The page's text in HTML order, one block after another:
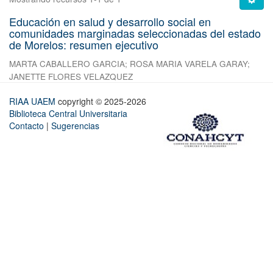
Educación en salud y desarrollo social en
comunidades marginadas seleccionadas del estado
de Morelos: resumen ejecutivo
MARTA CABALLERO GARCIA; ROSA MARIA VARELA GARAY;
JANETTE FLORES VELAZQUEZ
RIAA UAEM copyright © 2025-2026
Biblioteca Central Universitaria
Contacto | Sugerencias